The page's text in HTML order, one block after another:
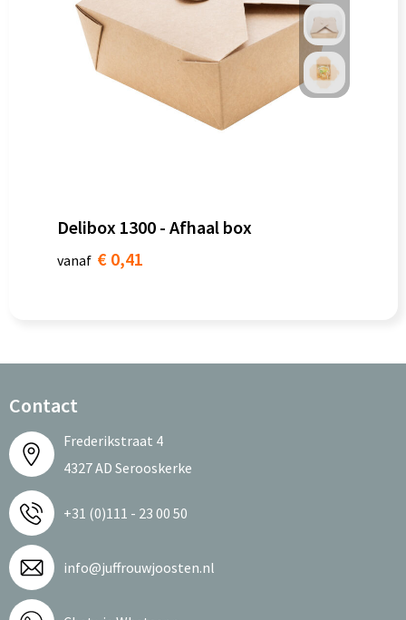
Delibox 1300 - Afhaal box
vanaf € 0,41
Contact
Frederikstraat 4
4327 AD Serooskerke
+31 (0)111 - 23 00 50
info@juffrouwjoosten.nl